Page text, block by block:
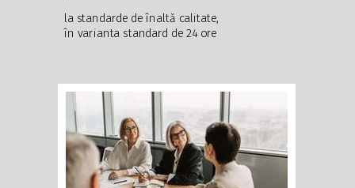
la standarde de înaltă calitate,
în varianta standard de 24 ore